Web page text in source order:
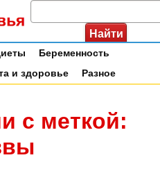
Беременность
и здоровье Разное
с меткой: